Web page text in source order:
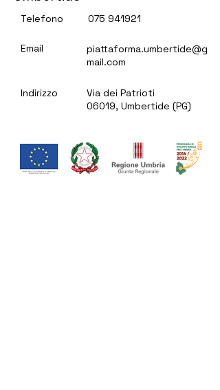
Telefono 075 941921
Email
piattaforma.umbertide@g
mail.com
Indirizzo
Via dei Patrioti
06019, Umbertide (PG)